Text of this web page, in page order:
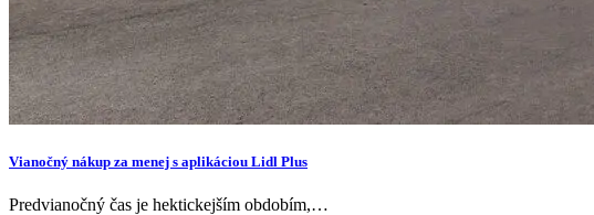
Vianočný nákup za menej s aplikáciou Lidl Plus
Predvianočný čas je hektickejším obdobím,…